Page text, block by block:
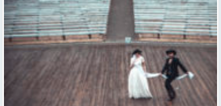
Valmiera gatava teātra svētkiem – sākas Valmieras vasaras teātra
festivāla nedēļa